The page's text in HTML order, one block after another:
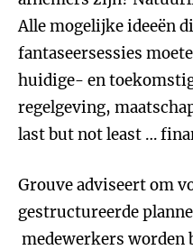
Alle mogelijke ideeën
fantaseersessies
huidige- en
regelgeving,
last but not least …
Grouve adviseert om
gestructureerde
medewerkers worden